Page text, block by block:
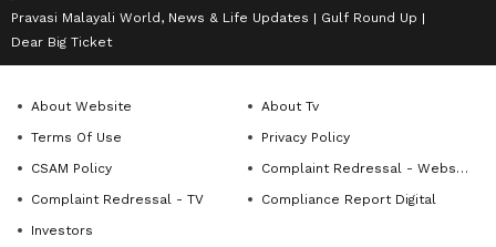
Pravasi Malayali World, News & Life Updates
Gulf Round Up
Dear Big Ticket
About Website
About Tv
Terms Of Use
Privacy Policy
CSAM Policy
Complaint Redressal - Website
Complaint Redressal - TV
Compliance Report Digital
Investors